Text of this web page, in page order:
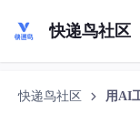
快递鸟社区
快递鸟社区 用AI